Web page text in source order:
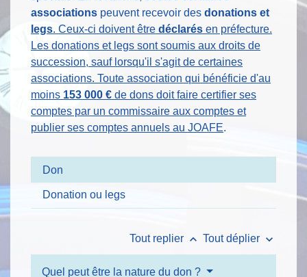
associations peuvent recevoir des donations et
legs. Ceux-ci doivent être déclarés en préfecture.
Les donations et legs sont soumis aux droits de
succession, sauf lorsqu'il s'agit de certaines
associations. Toute association qui bénéficie d'au
moins 153 000 € de dons doit faire certifier ses
comptes par un commissaire aux comptes et
publier ses comptes annuels au JOAFE.
Don
Donation ou legs
Tout replier keyboard_arrow_up Tout déplier keyboard_arrow_down
Quel peut être la nature du don ?